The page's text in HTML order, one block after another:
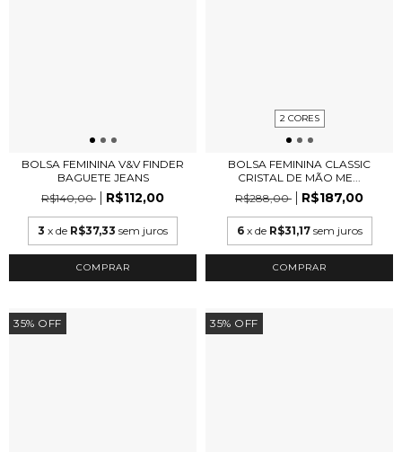
BOLSA FEMININA V&V FINDER
BAGUETE JEANS
R$140,00
R$112,00
3 x de R$37,33 sem juros
2 CORES
BOLSA FEMININA CLASSIC
CRISTAL DE MÃO ME...
R$288,00
R$187,00
6 x de R$31,17 sem juros
COMPRAR
35% OFF 35% OFF